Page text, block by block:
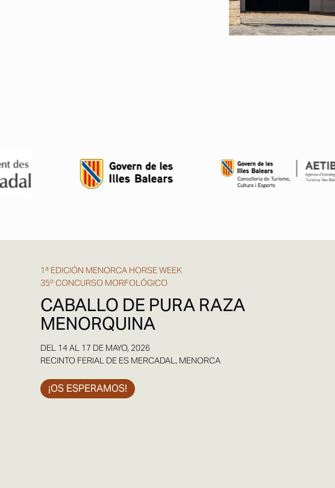
1ª EDICIÓN MENORCA HORSE WEEK
35º CONCURSO MORFOLÓGICO
CABALLO DE PURA RAZA
MENORQUINA
DEL 14 AL 17 DE MAYO, 2026
RECINTO FERIAL DE ES MERCADAL, MENORCA
¡OS ESPERAMOS!